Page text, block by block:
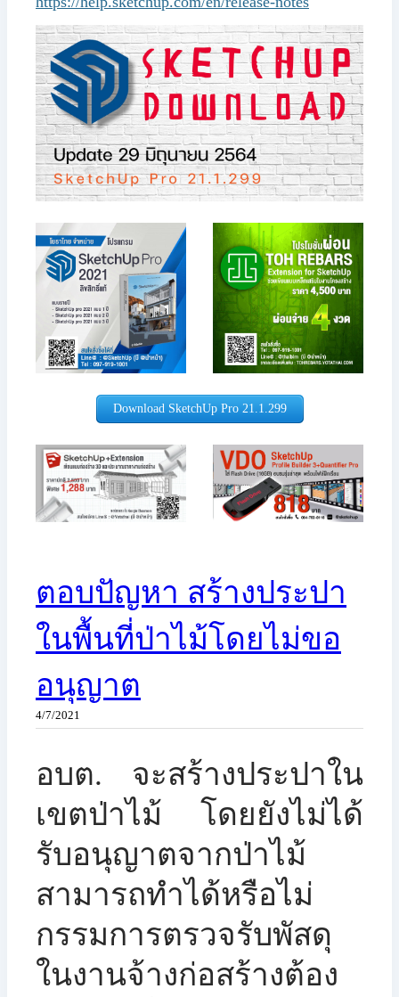
Download SketchUp Pro 21.1.299​
ตอบปัญหา สร้างประปา
ในพื้นที่ป่าไม้โดยไม่ขอ
อนุญาต
4/7/2021
อบต. จะสร้างประปาใน
เขตป่าไม้ โดยยังไม่ได้
รับอนุญาตจากป่าไม้
สามารถทำได้หรือไม่
กรรมการตรวจรับพัสดุ
ในงานจ้างก่อสร้างต้อง